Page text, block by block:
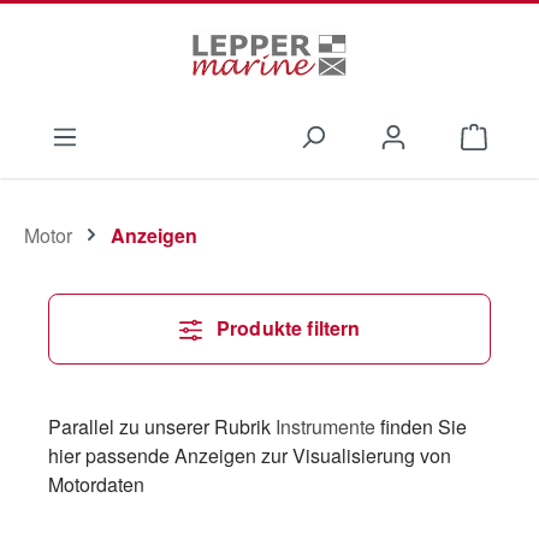
Motor Anzeigen
Produkte filtern
Parallel zu unserer Rubrik Instrumentefinden Sie
hier passende Anzeigen zur Visualisierung von
Motordaten